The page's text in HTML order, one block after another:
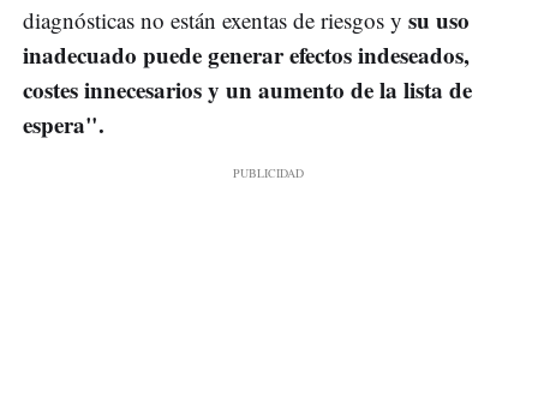
diagnósticas no están exentas de riesgos y su uso
inadecuado puede generar efectos indeseados,
costes innecesarios y un aumento de la lista de
espera".